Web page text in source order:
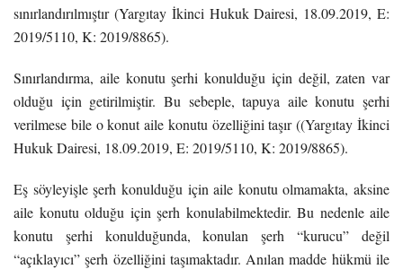
sınırlandırılmıştır (Yargıtay İkinci Hukuk Dairesi, 18.09.2019, E:
2019/5110, K: 2019/8865).
Sınırlandırma, aile konutu şerhi konulduğu için değil, zaten var
olduğu için getirilmiştir. Bu sebeple, tapuya aile konutu şerhi
verilmese bile o konut aile konutu özelliğini taşır ((Yargıtay İkinci
Hukuk Dairesi, 18.09.2019, E: 2019/5110, K: 2019/8865).
Eş söyleyişle şerh konulduğu için aile konutu olmamakta, aksine
aile konutu olduğu için şerh konulabilmektedir. Bu nedenle aile
konutu şerhi konulduğunda, konulan şerh “kurucu” değil
“açıklayıcı” şerh özelliğini taşımaktadır. Anılan madde hükmü ile